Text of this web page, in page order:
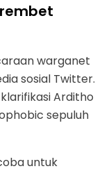
warganet
sosial Twitter.
Arditho
sepuluh
untuk